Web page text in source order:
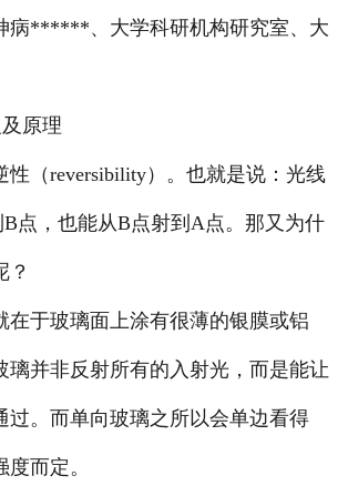
病******、大学科研机构研究室、大
原理
（reversibility）。也就是说：光线
点，也能从B点射到A点。那又为什
？
于玻璃面上涂有很薄的银膜或铝
璃并非反射所有的入射光，而是能让
过。而单向玻璃之所以会单边看得
而定。